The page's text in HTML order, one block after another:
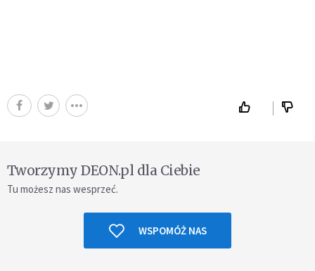
Tworzymy DEON.pl dla Ciebie
Tu możesz nas wesprzeć.
WSPOMÓŻ NAS